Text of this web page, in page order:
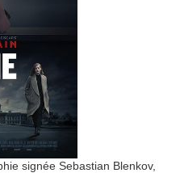
signée Sebastian Blenkov,